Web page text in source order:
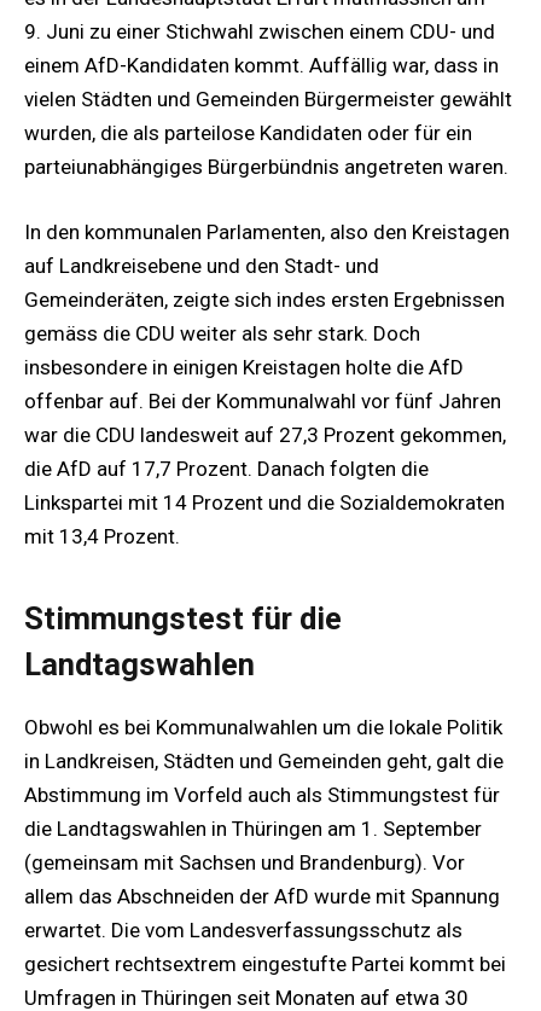
9. Juni zu einer Stichwahl zwischen einem CDU- und
einem AfD-Kandidaten kommt. Auffällig war, dass in
vielen Städten und Gemeinden Bürgermeister gewählt
wurden, die als parteilose Kandidaten oder für ein
parteiunabhängiges Bürgerbündnis angetreten waren.
In den kommunalen Parlamenten, also den Kreistagen
auf Landkreisebene und den Stadt- und
Gemeinderäten, zeigte sich indes ersten Ergebnissen
gemäss die CDU weiter als sehr stark. Doch
insbesondere in einigen Kreistagen holte die AfD
offenbar auf. Bei der Kommunalwahl vor fünf Jahren
war die CDU landesweit auf 27,3 Prozent gekommen,
die AfD auf 17,7 Prozent. Danach folgten die
Linkspartei mit 14 Prozent und die Sozialdemokraten
mit 13,4 Prozent.
Stimmungstest für die
Landtagswahlen
Obwohl es bei Kommunalwahlen um die lokale Politik
in Landkreisen, Städten und Gemeinden geht, galt die
Abstimmung im Vorfeld auch als Stimmungstest für
die Landtagswahlen in Thüringen am 1. September
(gemeinsam mit Sachsen und Brandenburg). Vor
allem das Abschneiden der AfD wurde mit Spannung
erwartet. Die vom Landesverfassungsschutz als
gesichert rechtsextrem eingestufte Partei kommt bei
Umfragen in Thüringen seit Monaten auf etwa 30